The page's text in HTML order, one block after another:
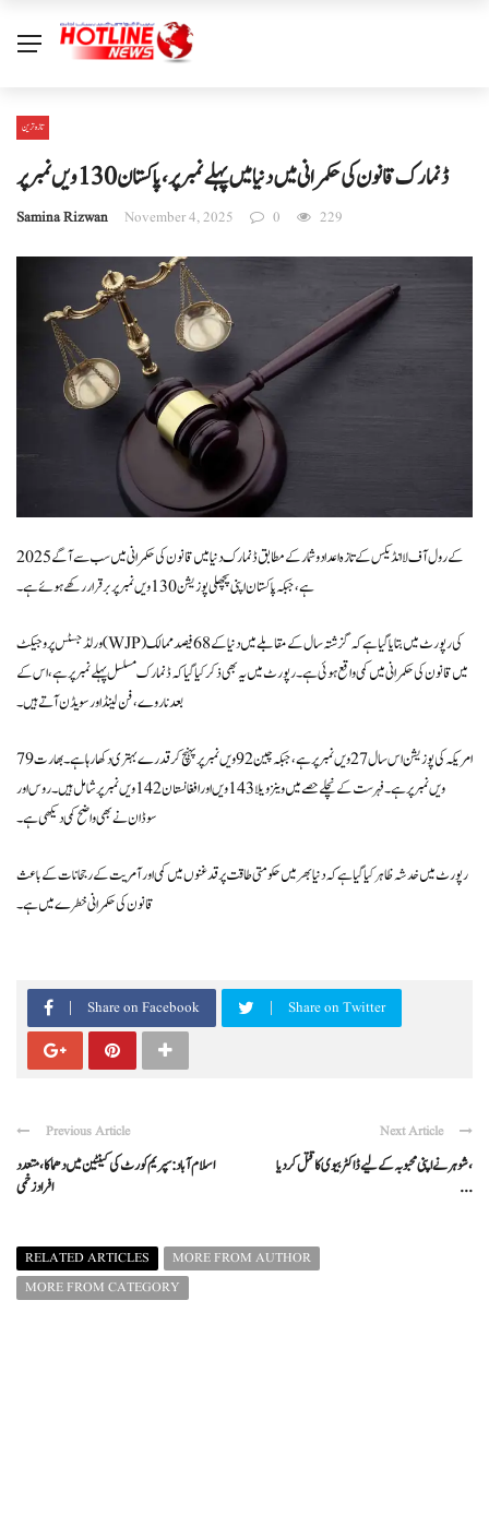
تازہ ترین
ڈنمارک قانون کی حکمرانی میں دنیا میں پہلے نمبر پر، پاکستان 130 ویں نمبر پر
Samina Rizwan November 4, 2025 0 229
2025 کے رول آف لا انڈیکس کے تازہ اعداد و شمار کے مطابق ڈنمارک دنیا میں قانون کی حکمرانی میں سب سے آگے
ہے، جبکہ پاکستان اپنی پچھلی پوزیشن 130 ویں نمبر پر برقرار رکھے ہوئے ہے۔
ورلڈ جسٹس پروجیکٹ (WJP) کی رپورٹ میں بتایا گیا ہے کہ گزشتہ سال کے مقابلے میں دنیا کے 68 فیصد ممالک
میں قانون کی حکمرانی میں کمی واقع ہوئی ہے۔ رپورٹ میں یہ بھی ذکر کیا گیا کہ ڈنمارک مسلسل پہلے نمبر پر ہے، اس کے
بعد ناروے، فن لینڈ اور سویڈن آتے ہیں۔
امریکہ کی پوزیشن اس سال 27 ویں نمبر پر ہے، جبکہ چین 92 ویں نمبر پر پہنچ کر قدرے بہتری دکھا رہا ہے۔ بھارت 79
ویں نمبر پر ہے۔ فہرست کے نچلے حصے میں وینزویلا 143 ویں اور افغانستان 142 ویں نمبر پر شامل ہیں۔ روس اور
سوڈان نے بھی واضح کمی دیکھی ہے۔
رپورٹ میں خدشہ ظاہر کیا گیا ہے کہ دنیا بھر میں حکومتی طاقت پر قدغنوں میں کمی اور آمریت کے رجحانات کے باعث
قانون کی حکمرانی خطرے میں ہے۔
Share on Facebook Share on Twitter
Previous Article
اسلام آباد: سپریم کورٹ کی کینٹین میں دھماکا، متعدد
افراد زخمی
Next Article
شوہر نے اپنی محبوبہ کے لیے ڈاکٹر بیوی کا قتل کر دیا،
...
RELATED ARTICLES
MORE FROM AUTHOR
MORE FROM CATEGORY